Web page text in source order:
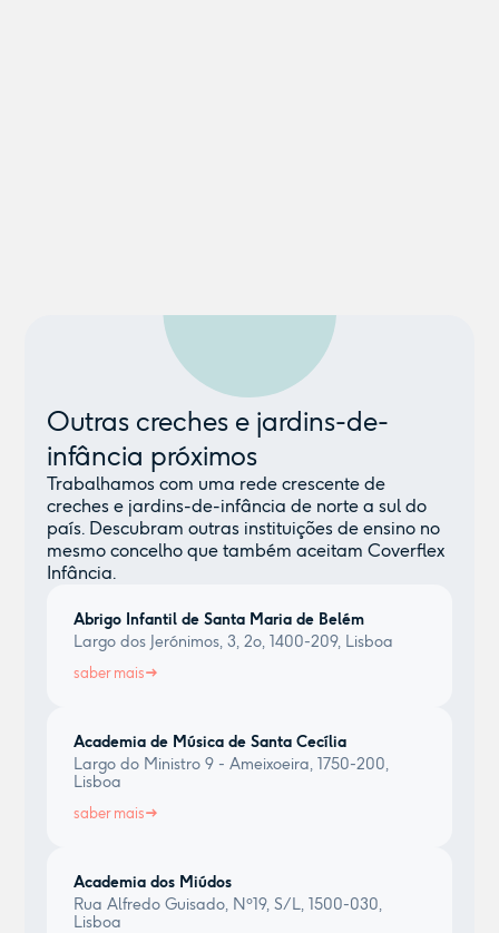
Outras creches e jardins-de-
infância próximos
Trabalhamos com uma rede crescente de
creches e jardins-de-infância de norte a sul do
país. Descubram outras instituições de ensino no
mesmo concelho que também aceitam Coverflex
Infância.
Abrigo Infantil de Santa Maria de Belém
Largo dos Jerónimos, 3, 2o, 1400-209, Lisboa
saber mais
Academia de Música de Santa Cecília
Largo do Ministro 9 - Ameixoeira, 1750-200,
Lisboa
saber mais
Academia dos Miúdos
Rua Alfredo Guisado, Nº19, S/L, 1500-030,
Lisboa